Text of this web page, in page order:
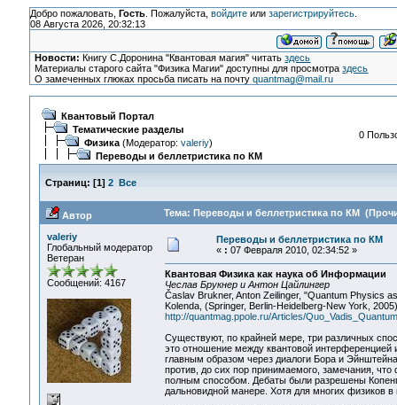
Добро пожаловать, Гость. Пожалуйста, войдитеили зарегистрируйтесь.
08 Августа 2026, 20:32:13
Новости: Книгу С.Доронина "Квантовая магия" читатьздесь
Материалы старого сайта "Физика Магии" доступны для просмотраздесь
О замеченных глюках просьба писать на почтуquantmag@mail.ru
Квантовый Портал
Тематические разделы
Физика(Модератор: valeriy)
Переводы и беллетристика по КМ
0
Страниц: [1] 2 Все
Автор Тема: Переводы и беллетристика по КМ
valeriy
Глобальный модератор
Ветеран
Сообщений: 4167
Переводы и беллетристика по КМ
« : 07 Февраля 2010, 02:34:52 »
Квантовая Физика как наука об Информации
Чеслав Брукнер и Антон Цайлингер
Časlav Brukner, Anton Zeilinger, "Quantum Physics
Kolenda, (Springer, Berlin-Heidelberg-New York,
http://quantmag.ppole.ru/Articles/
Существуют, по крайней мере, три различных
это отношение между квантовой
главным образом через диалоги Бора и
против, до сих пор принимаемого, замечания,
полным способом. Дебаты были разрешены
дальновидной манере. Хотя для многих физиков